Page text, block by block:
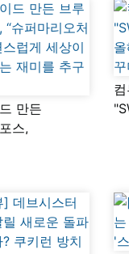
만든
스,
게 세상이
재미를
”